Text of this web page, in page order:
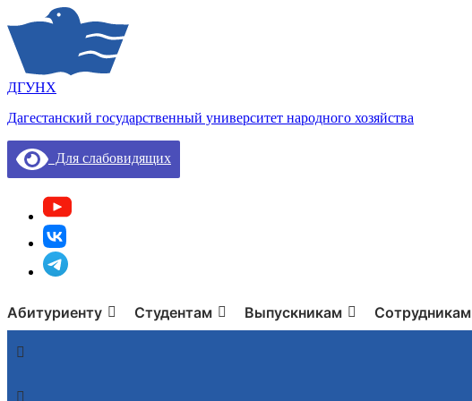
ДГУНХ
Дагестанский государственный университет народного хозяйства
Для слабовидящих
Абитуриенту Студентам Выпускникам Сотрудникам